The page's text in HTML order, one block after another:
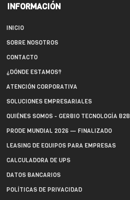
INFORMACIÓN
INICIO
SOBRE NOSOTROS
CONTACTO
¿DÓNDE ESTAMOS?
ATENCIÓN CORPORATIVA
SOLUCIONES EMPRESARIALES
QUIÉNES SOMOS - GERBIO TECNOLOGÍA B2B
PRODE MUNDIAL 2026 — FINALIZADO
LEASING DE EQUIPOS PARA EMPRESAS
CALCULADORA DE UPS
DATOS BANCARIOS
POLÍTICAS DE PRIVACIDAD